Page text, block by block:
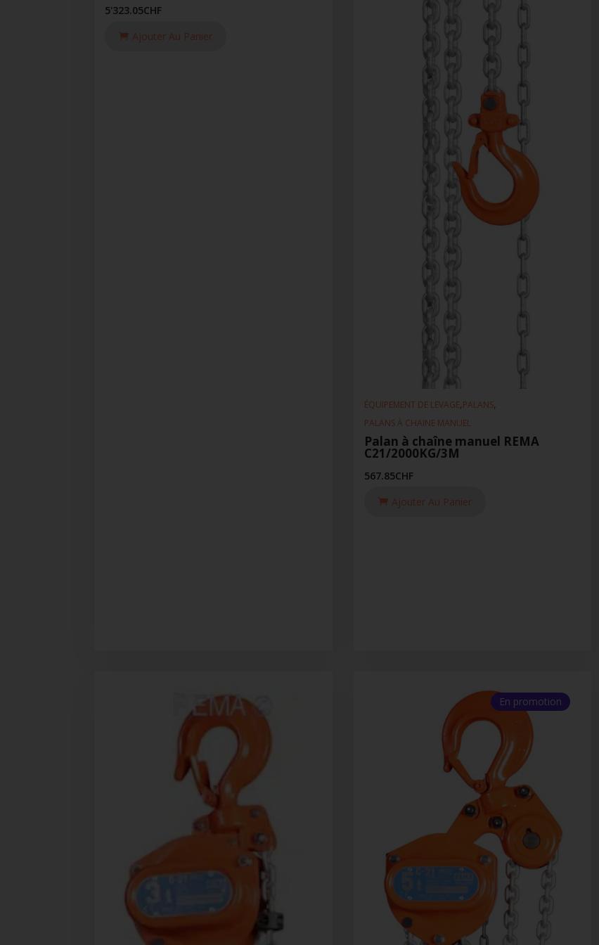
5'323.05CHF
Ajouter Au Panier
ÉQUIPEMENT DE LEVAGE,PALANS,
PALANS À CHAINE MANUEL
Palan à chaîne manuel REMA
C21/2000KG/3M
567.85CHF
Ajouter Au Panier
En promotion